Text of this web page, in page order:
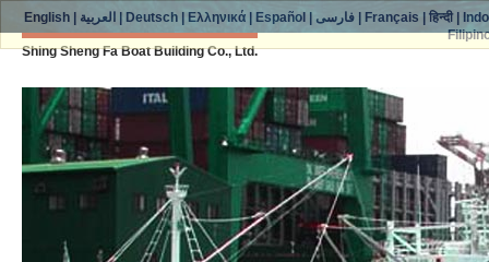
Shing Sheng Fa Boat Building Co., Ltd.
English| العربية Deutsch| Ελληνικά| Español فارسی| Français हिन्दी|